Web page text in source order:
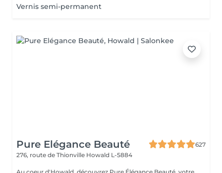
Vernis semi-permanent
Pure Elégance Beauté
627
276, route de Thionville Howald L-5884